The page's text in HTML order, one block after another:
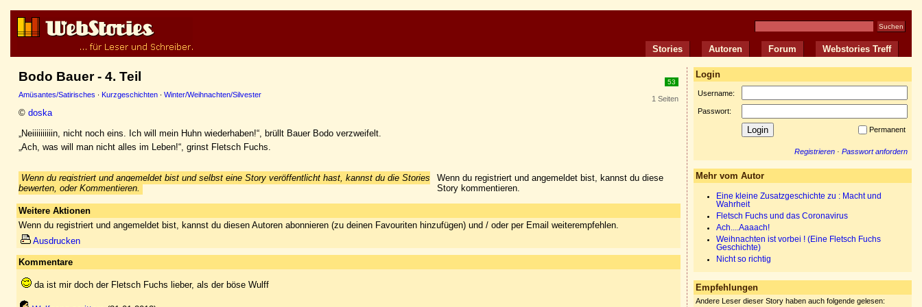
Stories Autoren Forum Webstories Treff
53
1 Seiten
Bodo Bauer - 4. Teil
Amüsantes/Satirisches · Kurzgeschichten · Winter/Weihnachten/Silvester
© doska
„Neiiiiiiiiiin, nicht noch eins. Ich will mein Huhn wiederhaben!“, brüllt Bauer Bodo verzweifelt.
„Ach, was will man nicht alles im Leben!“, grinst Fletsch Fuchs.
Wenn du registriert und angemeldet bist und selbst eine Story veröffentlicht hast, kannst du die Stories
bewerten, oder Kommentieren.
Wenn du registriert und angemeldet bist, kannst du diese
Story kommentieren.
Weitere Aktionen
Wenn du registriert und angemeldet bist, kannst du diesen Autoren abonnieren (zu deinen Favouriten hinzufügen) und / oder per Email weiterempfehlen.
Ausdrucken
Kommentare
da ist mir doch der Fletsch Fuchs lieber, als der böse Wulff
Login
Username:
Passwort:
Permanent
Registrieren · Passwort anfordern
Mehr vom Autor
Eine kleine Zusatzgeschichte zu : Macht und
Wahrheit
Fletsch Fuchs und das Coronavirus
Ach....Aaaach!
Weihnachten ist vorbei ! (Eine Fletsch Fuchs
Geschichte)
Nicht so richtig
Empfehlungen
Andere Leser dieser Story haben auch folgende gelesen: